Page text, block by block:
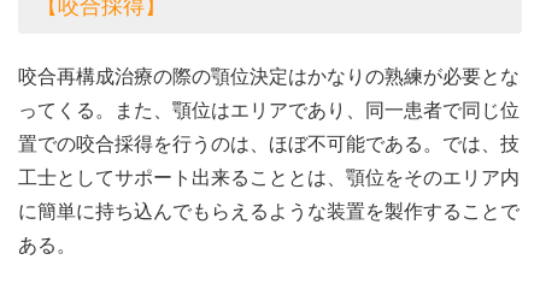
【咬合採得】
咬合再構成治療の際の顎位決定はかなりの熟練が必要とな
ってくる。また、顎位はエリアであり、同一患者で同じ位
置での咬合採得を行うのは、ほぼ不可能である。では、技
工士としてサポート出来ることとは、顎位をそのエリア内
に簡単に持ち込んでもらえるような装置を製作することで
ある。